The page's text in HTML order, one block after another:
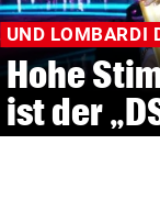
UND LOMBARDI
Hohe
ist der